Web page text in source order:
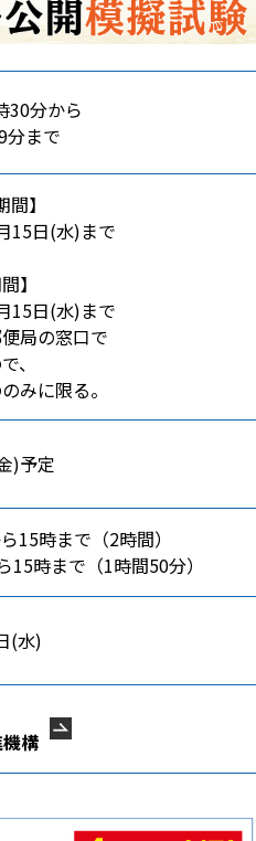
30分から
分まで
】
15日(水)まで
】
15日(水)まで
局の窓口で
、
みに限る。
)予定
15時まで（2時間）
時まで（1時間50分）
(水)
構